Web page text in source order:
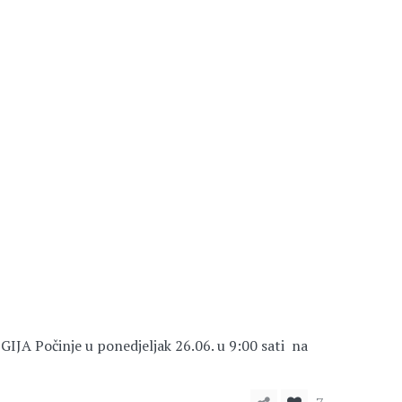
Počinje u ponedjeljak 26.06. u 9:00 sati na